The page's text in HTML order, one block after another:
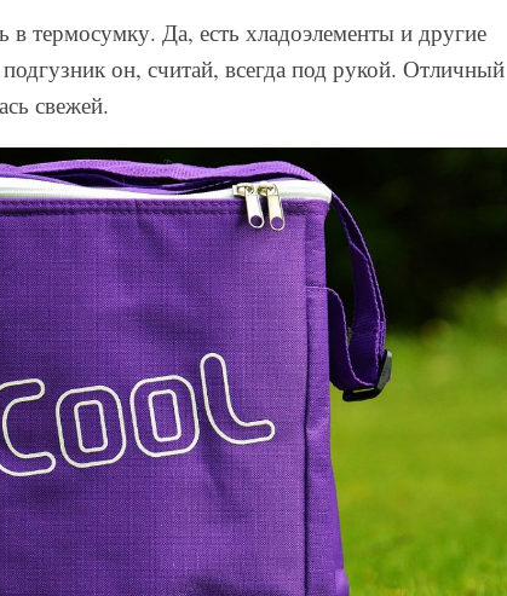
термосумку. Да, есть хладоэлементы и другие
он, считай, всегда под рукой. Отличный
свежей.